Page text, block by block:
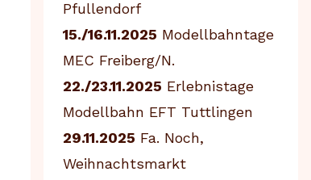
Pfullendorf
15./16.11.2025 Modellbahntage
MEC Freiberg/N.
22./23.11.2025 Erlebnistage
Modellbahn EFT Tuttlingen
29.11.2025 Fa. Noch,
Weihnachtsmarkt